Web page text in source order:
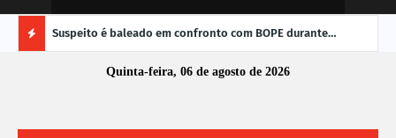
Brasil Suspeito é baleado em confronto com BOPE durante
operação em Porto Velho
Quinta-feira, 06 de agosto de 2026